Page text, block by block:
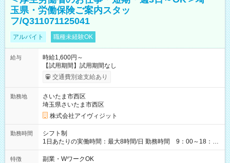
玉県・労働保険ご案内スタッ
フ/Q311071125041
アルバイト 職種未経験OK
給与
時給1,600円～
【試用期間】試用期間なし
交通費別途支給あり
勤務地
さいたま市西区
埼玉県さいたま市西区
株式会社アイヴィジット
勤務時間
シフト制
1日あたりの実働時間：最大8時間/日 勤務時間 9：00～18：
00(実働8h、休憩1h) 土日祝含む週3日～OK、シフト制 ※もちろ
ん週5日勤務もOK♪ 勤務期間：2026年8月12日～9月9日※リスト
特徴 副業・WワークOK